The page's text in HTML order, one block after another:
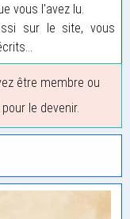
vous l'avez lu.
sur le site, vous
être membre ou
le devenir.